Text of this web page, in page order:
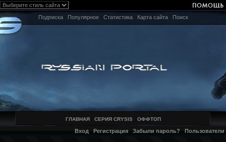
Подписка Популярное Статистика Карта сайта Поиск
ГЛАВНАЯ СЕРИЯ CRYSIS ОФФТОП
Вход Регистрация Забыли пароль? Пользователи